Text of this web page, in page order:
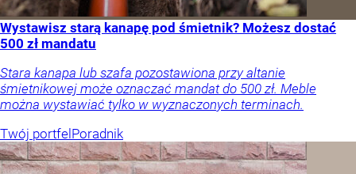
Wystawisz starą kanapę pod śmietnik? Możesz dostać
500 zł mandatu
Stara kanapa lub szafa pozostawiona przy altanie
śmietnikowej może oznaczać mandat do 500 zł. Meble
można wystawiać tylko w wyznaczonych terminach.
Twój portfel Poradnik